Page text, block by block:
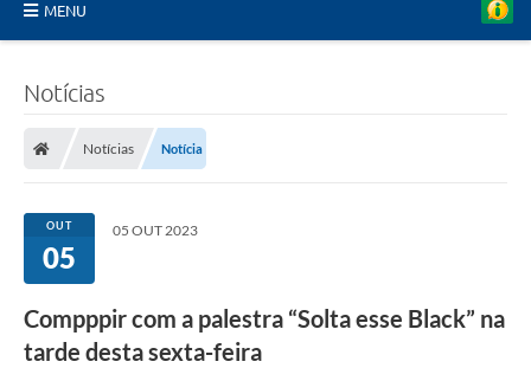
MENU
Conselhos Municipais
Serviços on-line
Turismo
Notícias
Notícias Notícia
OUT
05
05 OUT 2023
Compppir com a palestra “Solta esse Black” na
tarde desta sexta-feira